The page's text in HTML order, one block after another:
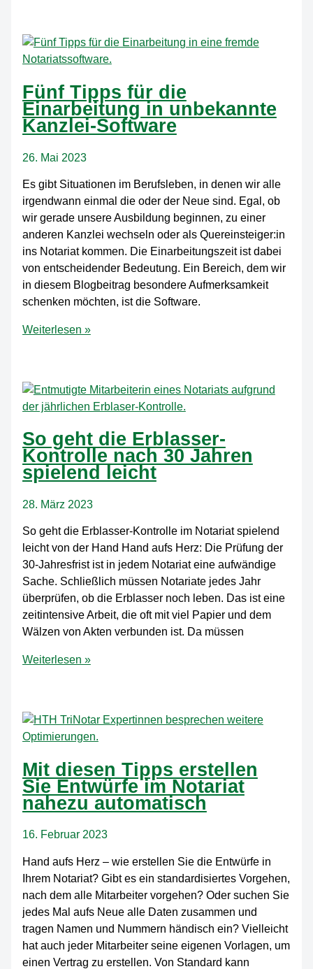
für
Notariate
Fünf Tipps für die
Einarbeitung in unbekannte
Kanzlei-Software
26. Mai 2023
Es gibt Situationen im Berufsleben, in denen wir alle
irgendwann einmal die oder der Neue sind. Egal, ob
wir gerade unsere Ausbildung beginnen, zu einer
anderen Kanzlei wechseln oder als Quereinsteiger:in
ins Notariat kommen. Die Einarbeitungszeit ist dabei
von entscheidender Bedeutung. Ein Bereich, dem wir
in diesem Blogbeitrag besondere Aufmerksamkeit
schenken möchten, ist die Software.
Fünf
die
Einarbeitung
in
unbekannte
Kanzlei-
Software
Weiterlesen »
So geht die Erblasser-
Kontrolle nach 30 Jahren
spielend leicht
28. März 2023
So geht die Erblasser-Kontrolle im Notariat spielend
leicht von der Hand Hand aufs Herz: Die Prüfung der
30-Jahresfrist ist in jedem Notariat eine aufwändige
Sache. Schließlich müssen Notariate jedes Jahr
überprüfen, ob die Erblasser noch leben. Das ist eine
zeitintensive Arbeit, die oft mit viel Papier und dem
Wälzen von Akten verbunden ist. Da müssen
So
Erblasser-
Kontrolle
nach
Jahren
spielend
leicht
Weiterlesen »
Mit diesen Tipps erstellen
Sie Entwürfe im Notariat
nahezu automatisch
16. Februar 2023
Hand aufs Herz – wie erstellen Sie die Entwürfe in
Ihrem Notariat? Gibt es ein standardisiertes Vorgehen,
nach dem alle Mitarbeiter vorgehen? Oder suchen Sie
jedes Mal aufs Neue alle Daten zusammen und
tragen Namen und Nummern händisch ein? Vielleicht
hat auch jeder Mitarbeiter seine eigenen Vorlagen, um
einen Vertrag zu erstellen. Von Standard kann